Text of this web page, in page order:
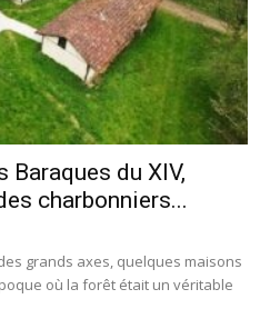
Baraques du XIV,
charbonniers...
grands axes, quelques maisons
où la forêt était un véritable